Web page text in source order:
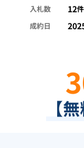
入札数 12件
成約日
【